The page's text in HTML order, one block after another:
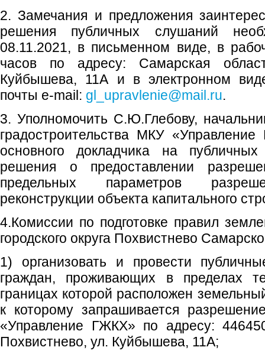
2. Замечания и предложения
решения публичных слушаний
08.11.2021, в письменном виде, в
часов по адресу: Самарская
Куйбышева, 11А и в электронном
почты e-mail: gl_upravlenie@mail.ru.
3. Уполномочить С.Ю.Глебову,
градостроительства МКУ
основного докладчика на
решения о предоставлении
предельных параметров
реконструкции объекта капитального
4.Комиссии по подготовке правил
городского округа Похвистнево
1) организовать и провести
граждан, проживающих в пределах
границах которой расположен
к которому запрашивается
«Управление ГЖКХ» по адресу:
Похвистнево, ул. Куйбышева, 11А;